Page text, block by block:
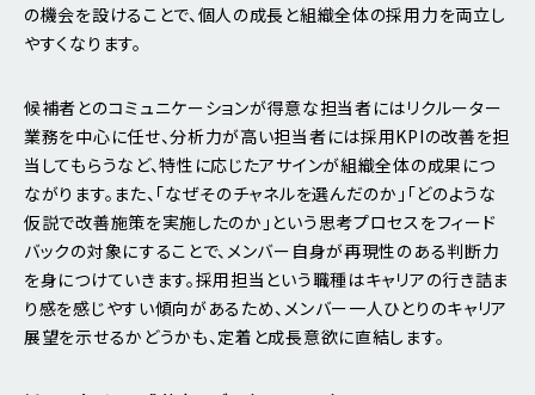
の機会を設けることで、個人の成長と組織全体の採用力を両立し
やすくなります。
候補者とのコミュニケーションが得意な担当者にはリクルーター
業務を中心に任せ、分析力が高い担当者には採用KPIの改善を担
当してもらうなど、特性に応じたアサインが組織全体の成果につ
ながります。また、「なぜそのチャネルを選んだのか」「どのような
仮説で改善施策を実施したのか」という思考プロセスをフィード
バックの対象にすることで、メンバー自身が再現性のある判断力
を身につけていきます。採用担当という職種はキャリアの行き詰ま
り感を感じやすい傾向があるため、メンバー一人ひとりのキャリア
展望を示せるかどうかも、定着と成長意欲に直結します。